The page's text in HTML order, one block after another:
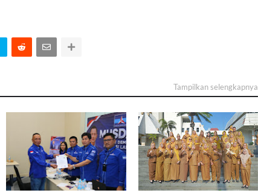
Tampilkan selengkapnya